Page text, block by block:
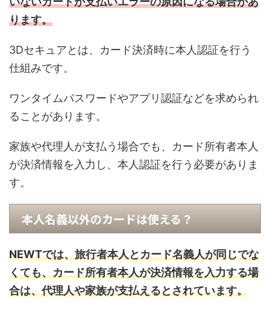
ります。
3Dセキュアとは、カード決済時に本人認証を行う
仕組みです。
ワンタイムパスワードやアプリ認証などを求められ
ることがあります。
家族や代理人が支払う場合でも、カード所有者本人
が決済情報を入力し、本人認証を行う必要がありま
す。
本人名義以外のカードは使える？
NEWTでは、旅行者本人とカード名義人が同じでな
くても、カード所有者本人が決済情報を入力する場
合は、代理人や家族が支払えるとされています。